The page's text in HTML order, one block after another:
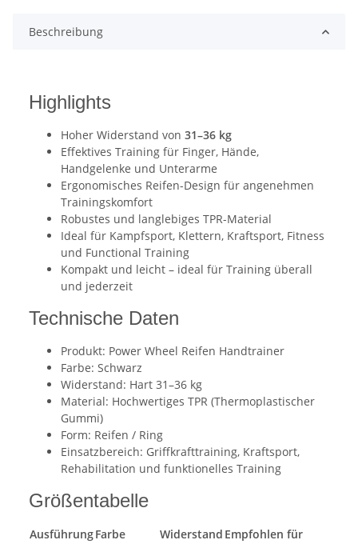
Beschreibung
Highlights
Hoher Widerstand von 31–36 kg
Effektives Training für Finger, Hände,
Handgelenke und Unterarme
Ergonomisches Reifen-Design für angenehmen
Trainingskomfort
Robustes und langlebiges TPR-Material
Ideal für Kampfsport, Klettern, Kraftsport, Fitness
und Functional Training
Kompakt und leicht – ideal für Training überall
und jederzeit
Technische Daten
Produkt: Power Wheel Reifen Handtrainer
Farbe: Schwarz
Widerstand: Hart 31–36 kg
Material: Hochwertiges TPR (Thermoplastischer
Gummi)
Form: Reifen / Ring
Einsatzbereich: Griffkrafttraining, Kraftsport,
Rehabilitation und funktionelles Training
Größentabelle
AusführungFarbe Widerstand Empfohlen für